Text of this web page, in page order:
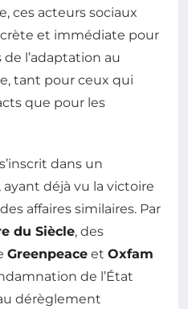
ces acteurs sociaux
et immédiate pour
l’adaptation au
tant pour ceux qui
que pour les
dans un
déjà vu la victoire
affaires similaires. Par
du Siècle, des
Greenpeace et Oxfam
de l’État
dérèglement